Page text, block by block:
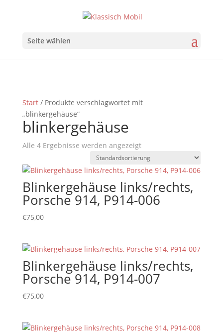
Seite wählen
Start/ Produkte verschlagwortet mit
„blinkergehäuse“
blinkergehäuse
Alle 4 Ergebnisse werden angezeigt
Blinkergehäuse links/rechts,
Porsche 914, P914-006
€75,00
Blinkergehäuse links/rechts,
Porsche 914, P914-007
€75,00